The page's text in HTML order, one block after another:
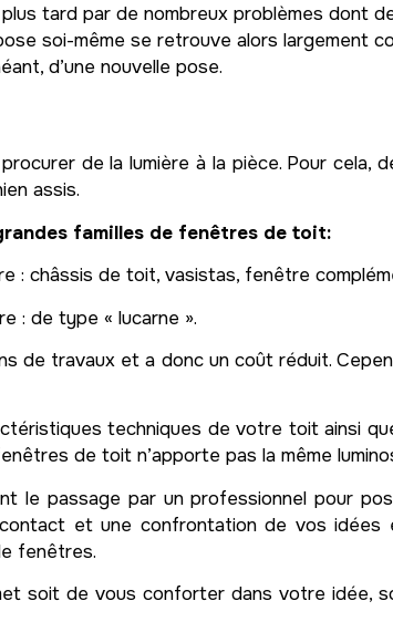
tard par de nombreux problèmes dont
soi-même se retrouve alors largement
d’une nouvelle pose.
de la lumière à la pièce. Pour
assis.
familles de fenêtres de toit:
: châssis de toit, vasistas, fenêtre
: de type « lucarne ».
de travaux et a donc un coût réduit.
techniques de votre toit ainsi
de toit n’apporte pas la même
le passage par un professionnel pour
et une confrontation de vos
fenêtres.
soit de vous conforter dans votre idée,